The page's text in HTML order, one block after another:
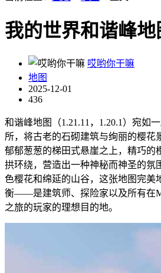
我的世界和谐峰地
哎哟你干嘛
地图
2025-12-01
436
和谐峰地图（1.21.11，1.20.1）宛如
所，将古老的石砌建筑与绚丽的樱花
郁郁葱葱的梯田式悬崖之上，精巧的
拱环绕，营造出一种神秘而神圣的氛
色樱花和绵延的山谷，这张地图完美
衡——是建筑师、探险家以及所有在
之旅的玩家的理想目的地。